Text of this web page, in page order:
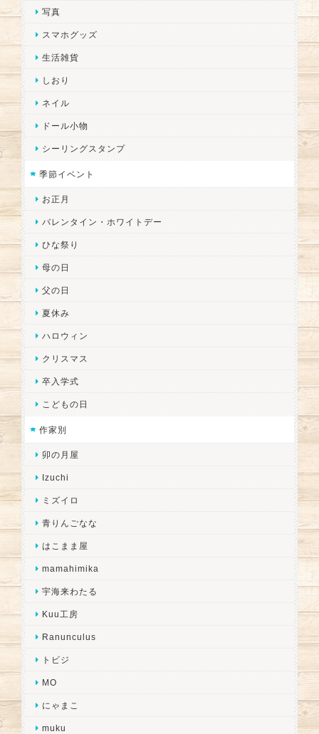
写真
スマホグッズ
生活雑貨
しおり
ネイル
ドール小物
シーリングスタンプ
季節イベント
お正月
バレンタイン・ホワイトデー
ひな祭り
母の日
父の日
夏休み
ハロウィン
クリスマス
卒入学式
こどもの日
作家別
卯の月屋
Izuchi
ミズイロ
青りんごなな
はこまま屋
mamahimika
宇海来わたる
Kuu工房
Ranunculus
トビジ
MO
にゃまこ
muku